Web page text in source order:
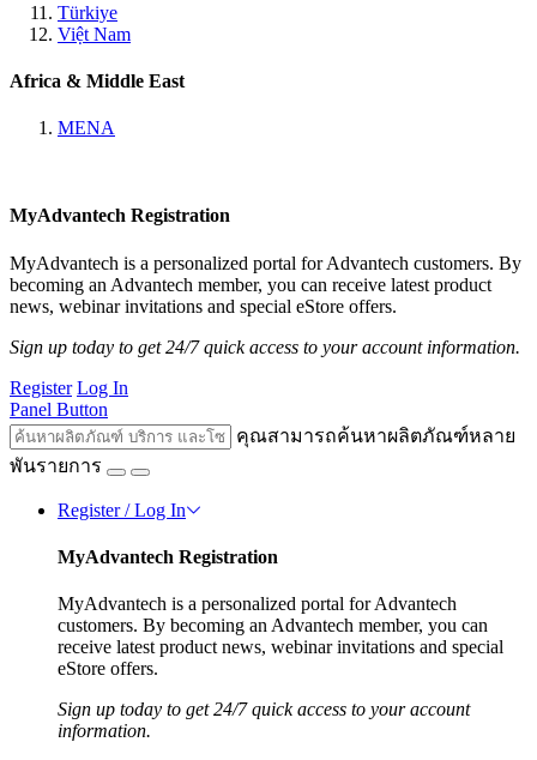
Türkiye
Việt Nam
Africa & Middle East
MENA
MyAdvantech Registration
MyAdvantech is a personalized portal for Advantech customers. By
becoming an Advantech member, you can receive latest product
news, webinar invitations and special eStore offers.
Sign up today to get 24/7 quick access to your account information.
Register Log In
Panel Button
คุณสามารถค้นหาผลิตภัณฑ์หลาย
พันรายการ
Register / Log In
MyAdvantech Registration
MyAdvantech is a personalized portal for Advantech
customers. By becoming an Advantech member, you can
receive latest product news, webinar invitations and special
eStore offers.
Sign up today to get 24/7 quick access to your account
information.